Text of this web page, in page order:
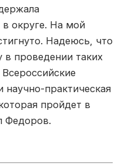
округе. На мой
Надеюсь, что
проведении таких
практическая
пройдет в
Федоров.